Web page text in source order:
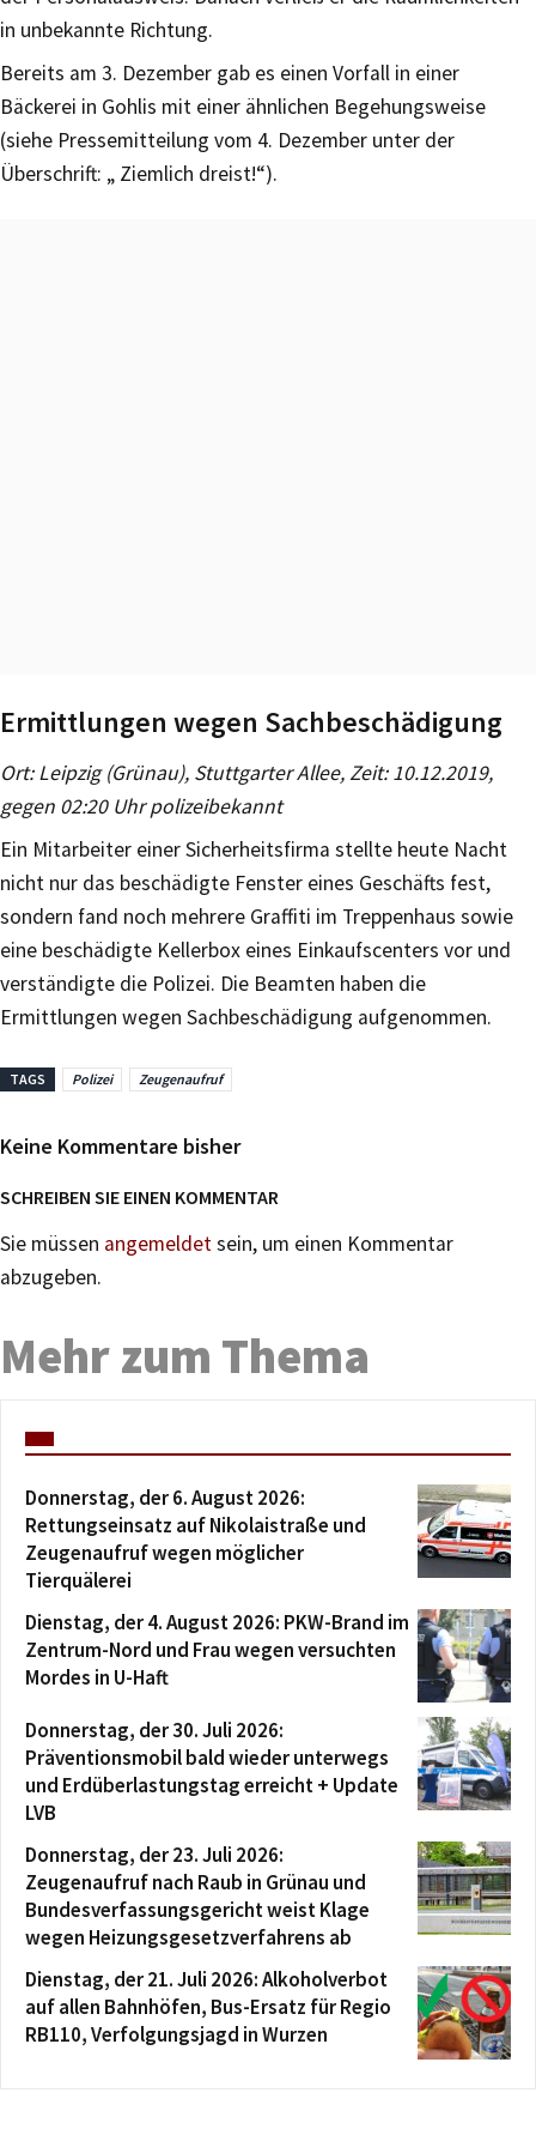
in unbekannte Richtung.
Bereits am 3. Dezember gab es einen Vorfall in einer
Bäckerei in Gohlis mit einer ähnlichen Begehungsweise
(siehe Pressemitteilung vom 4. Dezember unter der
Überschrift: „ Ziemlich dreist!“).
Ermittlungen wegen Sachbeschädigung
Ort: Leipzig (Grünau), Stuttgarter Allee, Zeit: 10.12.2019,
gegen 02:20 Uhr polizeibekannt
Ein Mitarbeiter einer Sicherheitsfirma stellte heute Nacht
nicht nur das beschädigte Fenster eines Geschäfts fest,
sondern fand noch mehrere Graffiti im Treppenhaus sowie
eine beschädigte Kellerbox eines Einkaufscenters vor und
verständigte die Polizei. Die Beamten haben die
Ermittlungen wegen Sachbeschädigung aufgenommen.
TAGS Polizei Zeugenaufruf
Keine Kommentare bisher
SCHREIBEN SIE EINEN KOMMENTAR
Sie müssen angemeldetsein, um einen Kommentar
abzugeben.
Mehr zum Thema
Donnerstag, der 6. August 2026:
Rettungseinsatz auf Nikolaistraße und
Zeugenaufruf wegen möglicher
Tierquälerei
Dienstag, der 4. August 2026: PKW-Brand im
Zentrum-Nord und Frau wegen versuchten
Mordes in U-Haft
Donnerstag, der 30. Juli 2026:
Präventionsmobil bald wieder unterwegs
und Erdüberlastungstag erreicht + Update
LVB
Donnerstag, der 23. Juli 2026:
Zeugenaufruf nach Raub in Grünau und
Bundesverfassungsgericht weist Klage
wegen Heizungsgesetzverfahrens ab
Dienstag, der 21. Juli 2026: Alkoholverbot
auf allen Bahnhöfen, Bus-Ersatz für Regio
RB110, Verfolgungsjagd in Wurzen